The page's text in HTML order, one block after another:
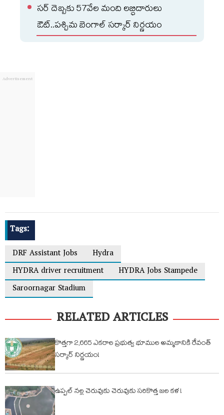
సర్ దెబ్బకు 57వేల మంది లబ్ధిదారులు
ఔట్..పశ్చిమ బెంగాల్ సర్కార్ నిర్ణయం
Tags:
DRF Assistant Jobs
Hydra
HYDRA driver recruitment
HYDRA Jobs Stampede
Saroornagar Stadium
RELATED ARTICLES
కొత్తగా 2,665 ఎకరాల ప్రభుత్వ భూముల అమ్మకానికి రేవంత్
సర్కార్ నిర్ణయం!
ఉప్పల్ నల్ల చెరువుకు చెరువుకు సరికొత్త జల కళ !